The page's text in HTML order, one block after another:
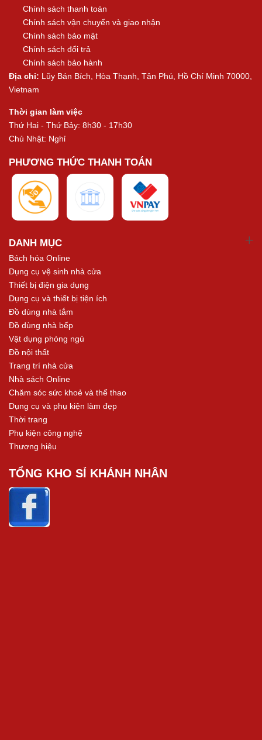
Chính sách thanh toán
Chính sách vận chuyển và giao nhận
Chính sách bảo mật
Chính sách đổi trả
Chính sách bảo hành
Địa chỉ: Lũy Bán Bích, Hòa Thạnh, Tân Phú, Hồ Chí Minh 70000,
Vietnam
Thời gian làm việc
Thứ Hai - Thứ Bảy: 8h30 - 17h30
Chủ Nhật: Nghỉ
PHƯƠNG THỨC THANH TOÁN
DANH MỤC
Bách hóa Online
Dụng cụ vệ sinh nhà cửa
Thiết bị điện gia dụng
Dụng cụ và thiết bị tiện ích
Đồ dùng nhà tắm
Đồ dùng nhà bếp
Vật dụng phòng ngủ
Đồ nội thất
Trang trí nhà cửa
Nhà sách Online
Chăm sóc sức khoẻ và thể thao
Dụng cụ và phụ kiện làm đẹp
Thời trang
Phụ kiện công nghệ
Thương hiệu
TỔNG KHO SỈ KHÁNH NHÂN